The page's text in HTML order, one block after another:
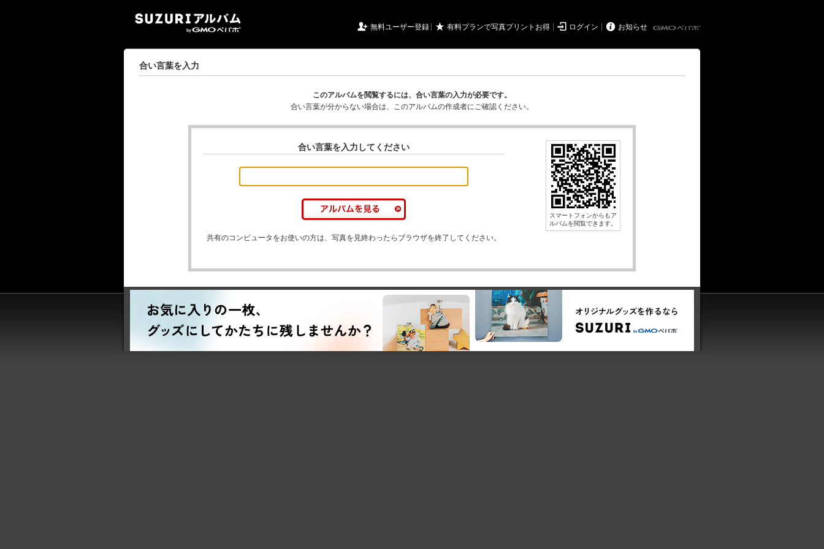
 無料ユーザー登録 ★ 有料プランで写真プリントお得  ログイン  お知らせ
合い言葉を入力
このアルバムを閲覧するには、合い言葉の入力が必要です。
合い言葉が分からない場合は、このアルバムの作成者にご確認ください。
合い言葉を入力してください
共有のコンピュータをお使いの方は、写真を見終わったらブラウザを終了してください。
スマートフォンからもア
ルバムを閲覧できます。